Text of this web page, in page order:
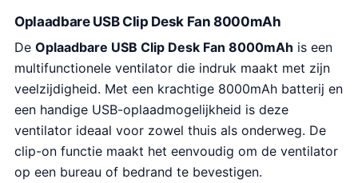
Oplaadbare USB Clip Desk Fan 8000mAh
De Oplaadbare USB Clip Desk Fan 8000mAh is een
multifunctionele ventilator die indruk maakt met zijn
veelzijdigheid. Met een krachtige 8000mAh batterij en
een handige USB-oplaadmogelijkheid is deze
ventilator ideaal voor zowel thuis als onderweg. De
clip-on functie maakt het eenvoudig om de ventilator
op een bureau of bedrand te bevestigen.